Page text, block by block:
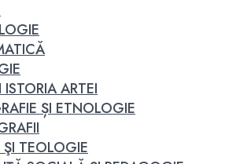
ARTEI
ȘI ETNOLOGIE
ŞI TEOLOGIE